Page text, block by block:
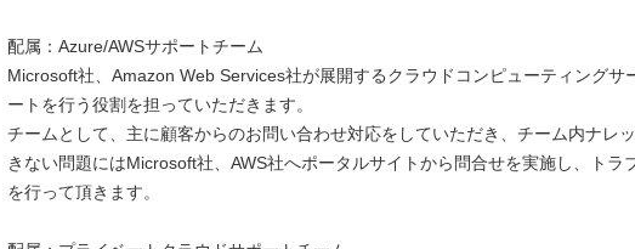
配属：Azure/AWSサポートチーム
Microsoft社、Amazon Web Services社が展開するクラウドコンピューティングサ
ートを行う役割を担っていただきます。
チームとして、主に顧客からのお問い合わせ対応をしていただき、チーム内ナレ
きない問題にはMicrosoft社、AWS社へポータルサイトから問合せを実施し、トラ
を行って頂きます。